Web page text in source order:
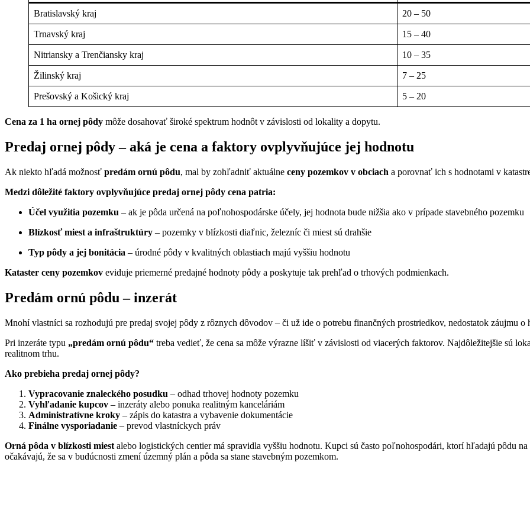
Bratislavský kraj 20 – 50
Trnavský kraj 15 – 40
Nitriansky a Trenčiansky kraj 10 – 35
Žilinský kraj 7 – 25
Prešovský a Košický kraj 5 – 20
Cena za 1 ha ornej pôdy môže dosahovať široké spektrum hodnôt v závislosti od lokality a dopytu.
Predaj ornej pôdy – aká je cena a faktory ovplyvňujúce jej hodnotu
Ak niekto hľadá možnosť predám ornú pôdu, mal by zohľadniť aktuálne ceny pozemkov v obciach a porovnať ich s hodnotami v
Medzi dôležité faktory ovplyvňujúce predaj ornej pôdy cena patria:
Účel využitia pozemku – ak je pôda určená na poľnohospodárske účely, jej hodnota bude nižšia ako v prípade stavebného pozemku
Blízkosť miest a infraštruktúry – pozemky v blízkosti diaľnic, železníc či miest sú drahšie
Typ pôdy a jej bonitácia – úrodné pôdy v kvalitných oblastiach majú vyššiu hodnotu
Kataster ceny pozemkov eviduje priemerné predajné hodnoty pôdy a poskytuje tak prehľad o trhových podmienkach.
Predám ornú pôdu – inzerát
Mnohí vlastníci sa rozhodujú pre predaj svojej pôdy z rôznych dôvodov – či už ide o potrebu finančných prostriedkov, nedostatok záujmu o
Pri inzeráte typu „predám ornú pôdu“ treba vedieť, že cena sa môže výrazne líšiť v závislosti od viacerých faktorov. Najdôležitejšie sú
realitnom trhu.
Ako prebieha predaj ornej pôdy?
Vypracovanie znaleckého posudku – odhad trhovej hodnoty pozemku
Vyhľadanie kupcov – inzeráty alebo ponuka realitným kanceláriám
Administratívne kroky – zápis do katastra a vybavenie dokumentácie
Finálne vysporiadanie – prevod vlastníckych práv
Orná pôda v blízkosti miest alebo logistických centier má spravidla vyššiu hodnotu. Kupci sú často poľnohospodári, ktorí hľadajú pôdu
očakávajú, že sa v budúcnosti zmení územný plán a pôda sa stane stavebným pozemkom.